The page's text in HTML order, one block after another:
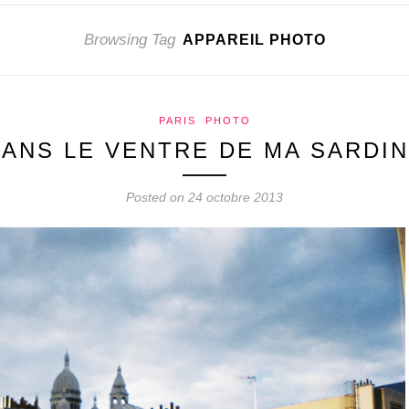
Browsing Tag APPAREIL PHOTO
PARIS PHOTO
LE VENTRE DE MA
Posted on 24 octobre 2013